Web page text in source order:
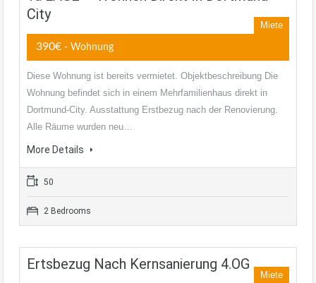
City
Miete
390€ - Wohnung
Diese Wohnung ist bereits vermietet. Objektbeschreibung Die
Wohnung befindet sich in einem Mehrfamilienhaus direkt in
Dortmund-City. Ausstattung Erstbezug nach der Renovierung.
Alle Räume wurden neu…
More Details
50
2 Bedrooms
Ertsbezug Nach Kernsanierung 4.OG
Miete